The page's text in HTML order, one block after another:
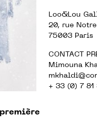
Loo&Lou
20, rue
75003 Paris
CONTACT
Mimouna
+ 33 (0) 7 81